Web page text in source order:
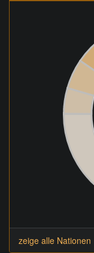
zeige alle Nationen